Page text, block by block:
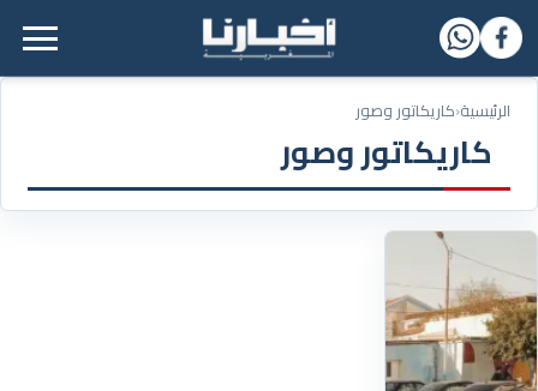
القائمة الرئيسية
الرئيسية‹كاريكاتور وصور
كاريكاتور وصور